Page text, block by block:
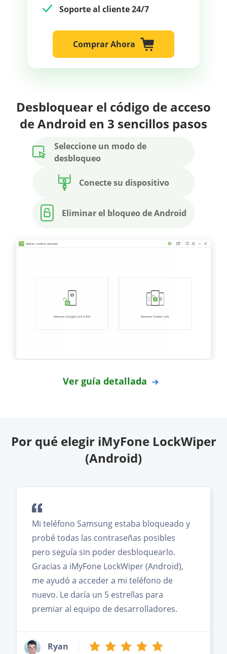
Soporte al cliente 24/7
Comprar Ahora
Desbloquear el código de acceso
de Android en 3 sencillos pasos
Seleccione un modo de
desbloqueo
Conecte su dispositivo
Eliminar el bloqueo de Android
Ver guía detallada
Por qué elegir iMyFone LockWiper
(Android)
Mi teléfono Samsung estaba bloqueado y
probé todas las contraseñas posibles
pero seguía sin poder desbloquearlo.
Gracias a iMyFone LockWiper (Android),
me ayudó a acceder a mi teléfono de
nuevo. Le daría un 5 estrellas para
premiar al equipo de desarrolladores.
Ryan